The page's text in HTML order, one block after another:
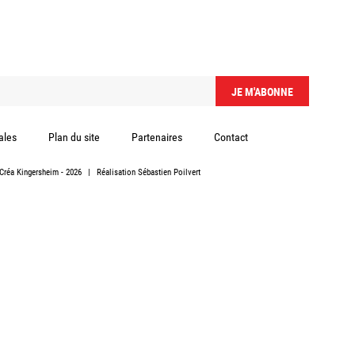
Plan du site Partenaires Contact
Kingersheim- 2026 Réalisation Sébastien Poilvert